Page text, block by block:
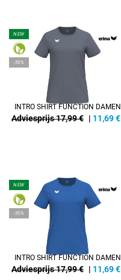
NEW
-35%
INTRO SHIRT FUNCTION DAMEN
Adviesprijs 17,99 € | 11,69€
NEW
-35%
INTRO SHIRT FUNCTION DAMEN
Adviesprijs 17,99 € | 11,69€